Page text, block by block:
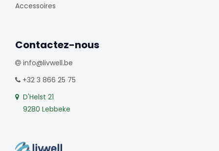
Accessoires
Contactez-nous
info@livwell.be
+32 3 866 25 75
D'Helst 21
9280 Lebbeke